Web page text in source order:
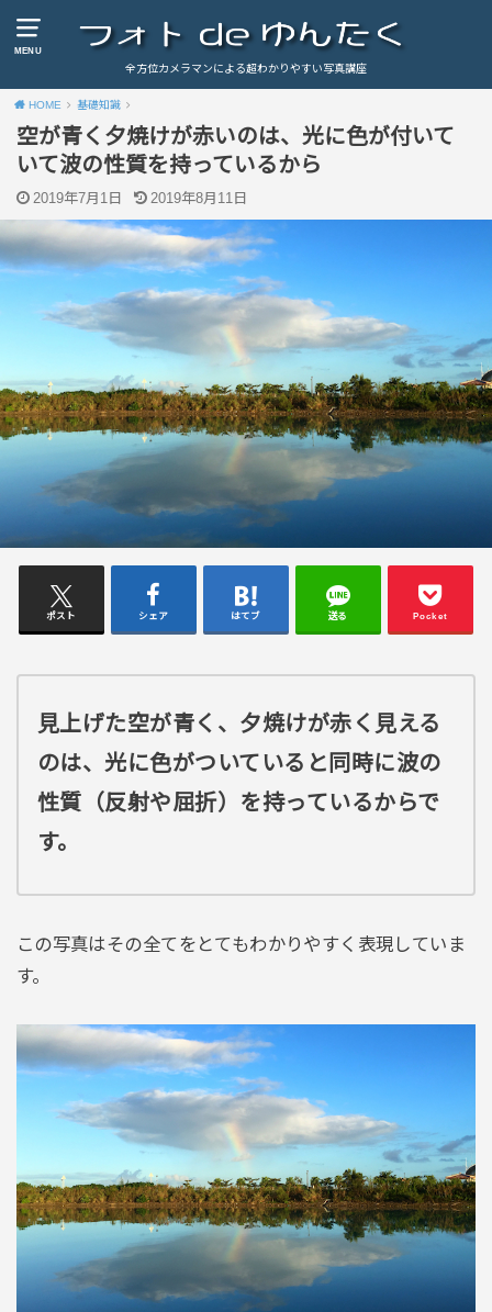
MENU
全方位カメラマンによる超わかりやすい写真講座
HOME 基礎知識
空が青く夕焼けが赤いのは、光に色が付いて
いて波の性質を持っているから
2019年7月1日 2019年8月11日
ポスト シェア はてブ 送る Pocket
見上げた空が青く、夕焼けが赤く見える
のは、光に色がついていると同時に波の
性質（反射や屈折）を持っているからで
す。
この写真はその全てをとてもわかりやすく表現していま
す。